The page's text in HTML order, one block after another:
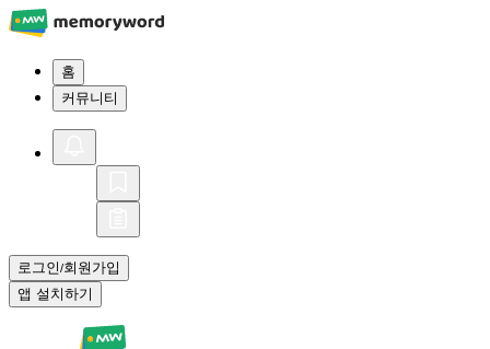
홈
커뮤니티
로그인/회원가입
앱 설치하기